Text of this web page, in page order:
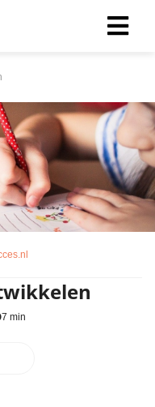
7 min